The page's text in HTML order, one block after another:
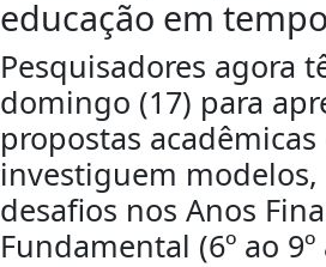
educação em
Pesquisadores agora
domingo (17) para
propostas acadêmicas
investiguem
desafios nos Anos
Fundamental (6º ao 9º